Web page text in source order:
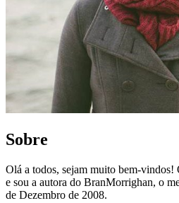
Sobre
Olá a todos, sejam muito bem-vindos!
e sou a autora do BranMorrighan, o
de Dezembro de 2008.